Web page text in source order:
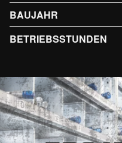
BAUJAHR
BETRIEBSSTUNDEN